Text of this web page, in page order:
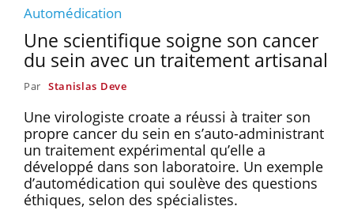
Automédication
Une scientifique soigne son cancer
du sein avec un traitement artisanal
Par Stanislas Deve
Une virologiste croate a réussi à traiter son
propre cancer du sein en s’auto-administrant
un traitement expérimental qu’elle a
développé dans son laboratoire. Un exemple
d’automédication qui soulève des questions
éthiques, selon des spécialistes.